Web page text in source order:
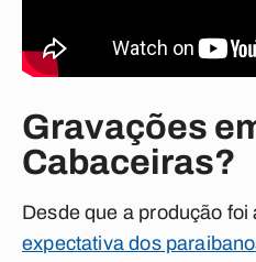
Gravações
Cabaceiras?
Desde que a produção
expectativa dos